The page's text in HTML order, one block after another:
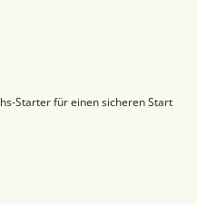
Starter für einen sicheren Start